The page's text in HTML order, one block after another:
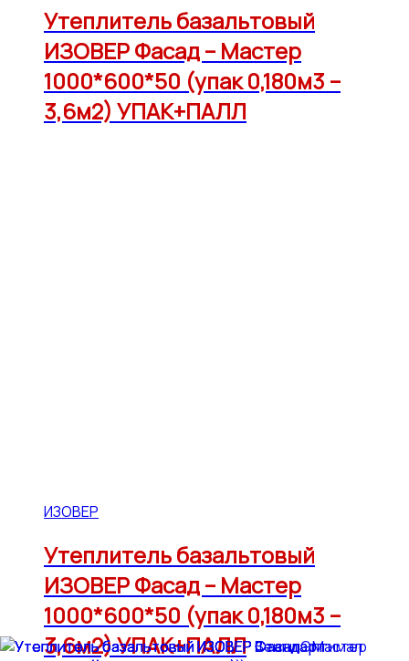
Утеплитель базальтовый
ИЗОВЕР Фасад – Мастер
1000*600*50 (упак 0,180м3 –
3,6м2) УПАК+ПАЛЛ
ИЗОВЕР
Утеплитель базальтовый
ИЗОВЕР Фасад – Мастер
1000*600*50 (упак 0,180м3 –
3,6м2) УПАК+ПАЛЛ